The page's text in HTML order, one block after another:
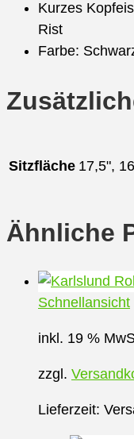
Kurzes
Rist
Farbe:
Sitzfläche 17,5",
Ähnliche
Schnellansicht
inkl. 19 %
zzgl.
Lieferzeit: